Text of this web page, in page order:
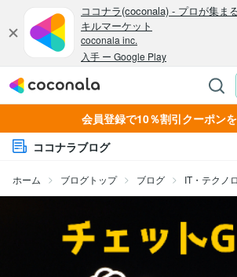
会員登録で10％割引クーポンを
ココナラブログ
ホーム ブログトップ ブログ IT・テクノ